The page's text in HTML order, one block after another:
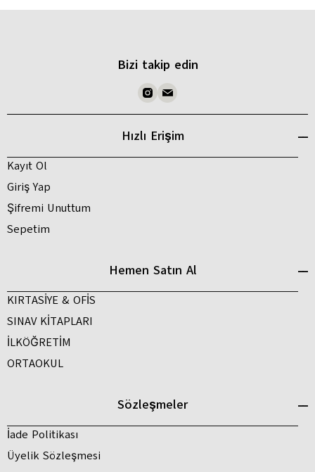
Bizi takip edin
Hızlı Erişim
Kayıt Ol
Giriş Yap
Şifremi Unuttum
Sepetim
Hemen Satın Al
KIRTASİYE & OFİS
SINAV KİTAPLARI
İLKÖĞRETİM
ORTAOKUL
Sözleşmeler
İade Politikası
Üyelik Sözleşmesi